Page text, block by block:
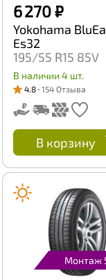
6 270 ₽
Yokohama
Es32
195/55 R15 85V
В наличии 4 шт.
4.8 154 Отзыва
В корзину
Монтаж